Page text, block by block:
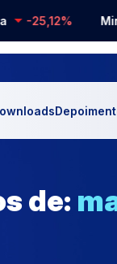
-25,12%
de: